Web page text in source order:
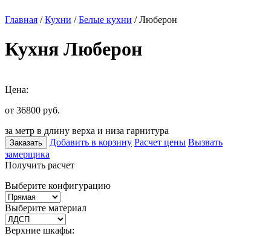
Главная /Кухни /Белые кухни / Люберон
Кухня Люберон
Цена:
от 36800 руб.
за метр в длину верха и низа гарнитура
Заказать Добавить в корзину Расчет цены Вызвать
замерщика
Получить расчет
Выберите конфигурацию
Выберите материал
Верхние шкафы: